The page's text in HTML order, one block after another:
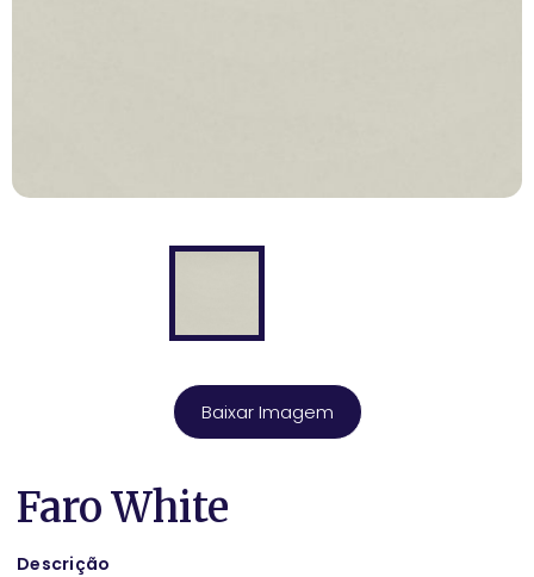
Baixar Imagem
Faro White
Descrição